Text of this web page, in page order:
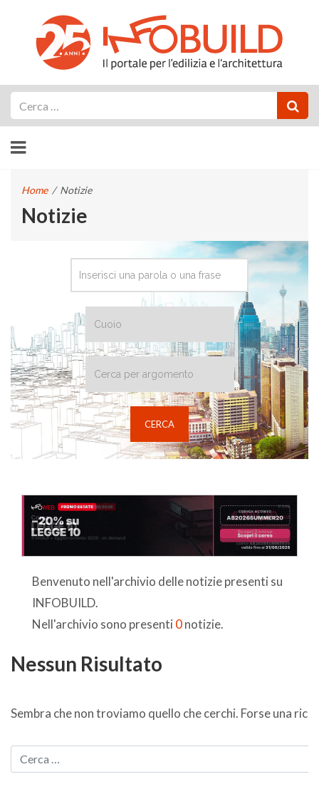
Home / Notizie
Notizie
Benvenuto nell'archivio delle notizie presenti su
INFOBUILD.
Nell'archivio sono presenti 0notizie.
Nessun Risultato
Sembra che non troviamo quello che cerchi. Forse una